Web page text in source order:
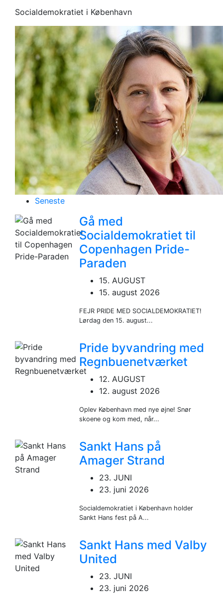
Socialdemokratiet i København
Seneste
Gå med
Socialdemokratiet til
Copenhagen Pride-
Paraden
15. AUGUST
15. august 2026
FEJR PRIDE MED SOCIALDEMOKRATIET!
Lørdag den 15. august...
Pride byvandring med
Regnbuenetværket
12. AUGUST
12. august 2026
Oplev København med nye øjne! Snør
skoene og kom med, når...
Sankt Hans på
Amager Strand
23. JUNI
23. juni 2026
Socialdemokratiet i København holder
Sankt Hans fest på A...
Sankt Hans med Valby
United
23. JUNI
23. juni 2026